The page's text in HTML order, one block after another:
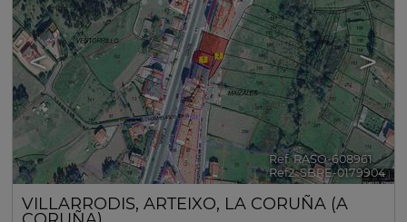
< >
Ref. RASO-608961 🔗
Ref2. SBRE-0179904
VILLARRODIS, ARTEIXO, LA CORUÑA (A